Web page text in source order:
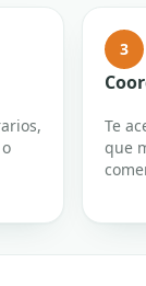
3
Te
que